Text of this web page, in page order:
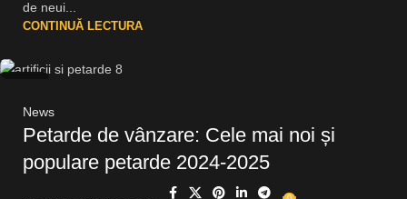
de neui...
CONTINUĂ LECTURA
News
Petarde de vânzare: Cele mai noi și
populare petarde 2024-2025